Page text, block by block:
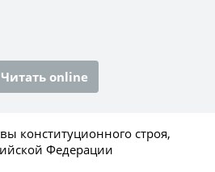
Читать online
конституционного строя,
Федерации